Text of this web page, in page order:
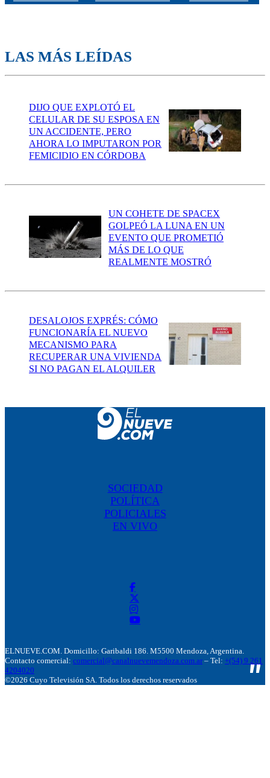
LAS MÁS LEÍDAS
DIJO QUE EXPLOTÓ EL
CELULAR DE SU ESPOSA EN
UN ACCIDENTE, PERO
AHORA LO IMPUTARON POR
FEMICIDIO EN CÓRDOBA
UN COHETE DE SPACEX
GOLPEÓ LA LUNA EN UN
EVENTO QUE PROMETIÓ
MÁS DE LO QUE
REALMENTE MOSTRÓ
DESALOJOS EXPRÉS: CÓMO
FUNCIONARÍA EL NUEVO
MECANISMO PARA
RECUPERAR UNA VIVIENDA
SI NO PAGAN EL ALQUILER
SOCIEDAD
POLÍTICA
POLICIALES
EN VIVO
ELNUEVE.COM. Domicillo: Garibaldi 186. M5500 Mendoza, Argentina.
Contacto comercial: comercial@canalnuevemendoza.com.ar – Tel: +(54) 9 261
4204020
©2026 Cuyo Televisión SA. Todos los derechos reservados